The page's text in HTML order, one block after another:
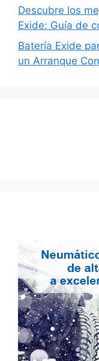
Descubre los
Exide: Guía de
Batería Exide
un Arranque